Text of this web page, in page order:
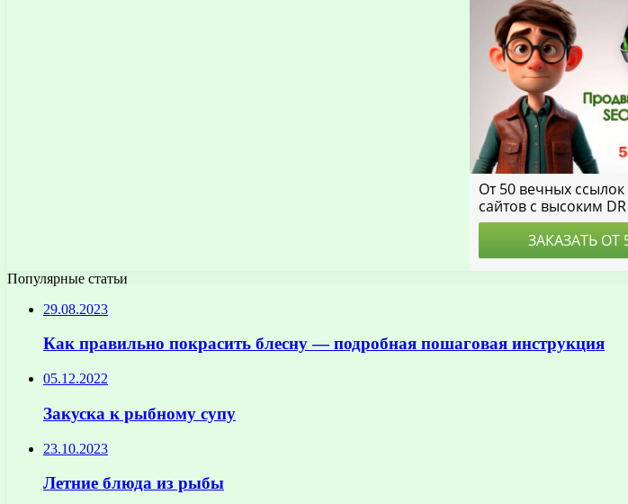
Популярные статьи
29.08.2023
Как правильно покрасить блесну — подробная пошаговая инструкция
05.12.2022
Закуска к рыбному супу
23.10.2023
Летние блюда из рыбы